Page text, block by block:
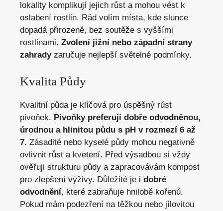
lokality komplikují jejich růst a mohou vést k
oslabení rostlin. Rád volím místa, kde slunce
dopadá přirozeně, bez soutěže s vyššími
rostlinami. Zvolení jižní nebo západní strany
zahradyzaručuje nejlepší světelné podmínky.
Kvalita Půdy
Kvalitní půda je klíčová pro úspěšný růst
pivoňek. Pivoňky preferují dobře odvodněnou,
úrodnou a hlinitou půdu s pH v rozmezí 6 až
7. Zásadité nebo kyselé půdy mohou negativně
ovlivnit růst a kvetení. Před výsadbou si vždy
ověřuji strukturu půdy a zapracovávám kompost
pro zlepšení výživy. Důležité je i dobré
odvodnění, které zabraňuje hnilobě kořenů.
Pokud mám podezření na těžkou nebo jílovitou